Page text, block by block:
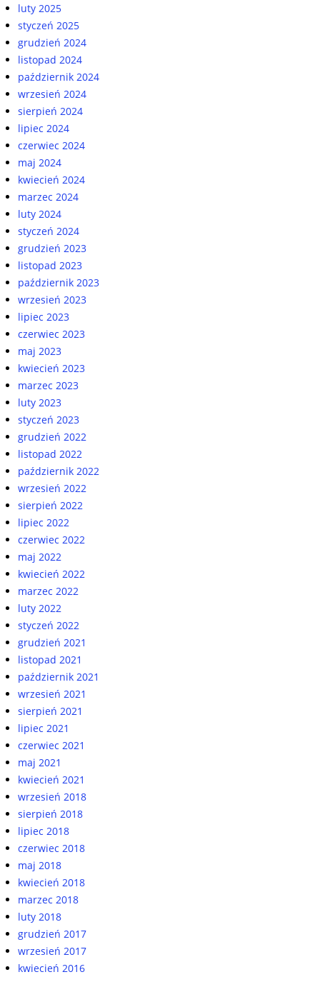
luty 2025
styczeń 2025
grudzień 2024
listopad 2024
październik 2024
wrzesień 2024
sierpień 2024
lipiec 2024
czerwiec 2024
maj 2024
kwiecień 2024
marzec 2024
luty 2024
styczeń 2024
grudzień 2023
listopad 2023
październik 2023
wrzesień 2023
lipiec 2023
czerwiec 2023
maj 2023
kwiecień 2023
marzec 2023
luty 2023
styczeń 2023
grudzień 2022
listopad 2022
październik 2022
wrzesień 2022
sierpień 2022
lipiec 2022
czerwiec 2022
maj 2022
kwiecień 2022
marzec 2022
luty 2022
styczeń 2022
grudzień 2021
listopad 2021
październik 2021
wrzesień 2021
sierpień 2021
lipiec 2021
czerwiec 2021
maj 2021
kwiecień 2021
wrzesień 2018
sierpień 2018
lipiec 2018
czerwiec 2018
maj 2018
kwiecień 2018
marzec 2018
luty 2018
grudzień 2017
wrzesień 2017
kwiecień 2016